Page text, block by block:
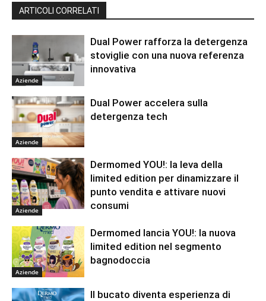
ARTICOLI CORRELATI
Aziende
Dual Power rafforza la detergenza
stoviglie con una nuova referenza
innovativa
Aziende
Dual Power accelera sulla
detergenza tech
Aziende
Dermomed YOU!: la leva della
limited edition per dinamizzare il
punto vendita e attivare nuovi
consumi
Aziende
Dermomed lancia YOU!: la nuova
limited edition nel segmento
bagnodoccia
Il bucato diventa esperienza di